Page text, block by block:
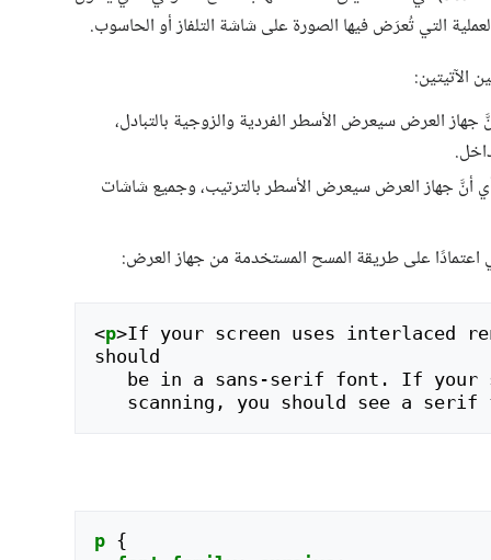
التي تُعرَض فيها الصورة على شاشة التلفاز أو الحاسوب.
الآتيتين:
جهاز العرض سيعرض الأسطر الفردية والزوجية بالتبادل،
أنَّ جهاز العرض سيعرض الأسطر بالترتيب، وجميع شاشات
على طريقة المسح المستخدمة من جهاز العرض:
<p>If your screen uses interlaced
should
scanning, you should see a serif
p {